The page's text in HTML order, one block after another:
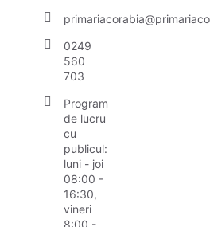
0249
560
703
Program
de lucru
cu
publicul:
luni - joi
08:00 -
16:30,
vineri
8:00 -